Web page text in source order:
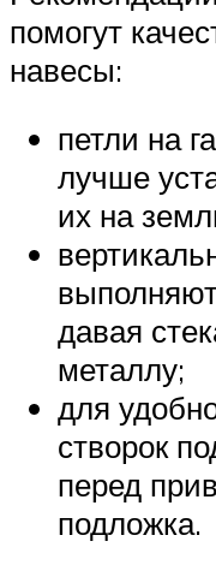
помогут
навесы:
петли на
лучше
их на
давая
металлу;
для
створок
перед
подложка.